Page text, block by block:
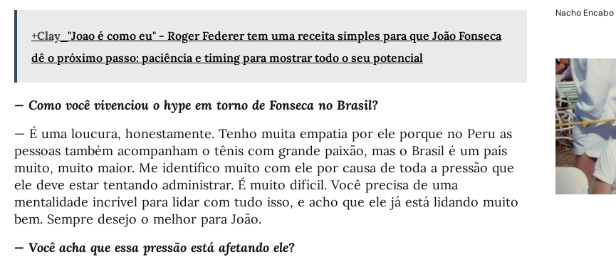
+Clay "Joao é como eu" - Roger Federer tem uma receita simples para que João Fonseca
dê o próximo passo: paciência e timing para mostrar todo o seu potencial
— Como você vivenciou o hype em torno de Fonseca no Brasil?
— É uma loucura, honestamente. Tenho muita empatia por ele porque no Peru as
pessoas também acompanham o tênis com grande paixão, mas o Brasil é um país
muito, muito maior. Me identifico muito com ele por causa de toda a pressão que
ele deve estar tentando administrar. É muito difícil. Você precisa de uma
mentalidade incrível para lidar com tudo isso, e acho que ele já está lidando muito
bem. Sempre desejo o melhor para João.
— Você acha que essa pressão está afetando ele?
Nacho Encabo